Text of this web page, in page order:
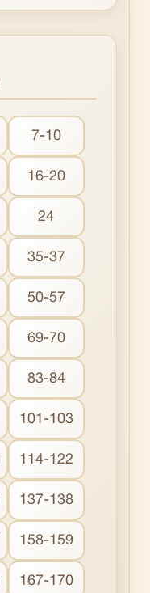
7-10
16-20
24
35-37
50-57
69-70
83-84
101-103
114-122
137-138
158-159
167-170